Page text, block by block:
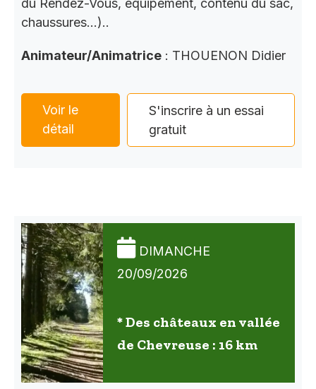
chaussures…)..
Animateur/Animatrice : THOUENON Didier
Voir le
détail
S'inscrire à un essai
gratuit
DIMANCHE
20/09/2026
* Des châteaux en vallée
de Chevreuse : 16 km